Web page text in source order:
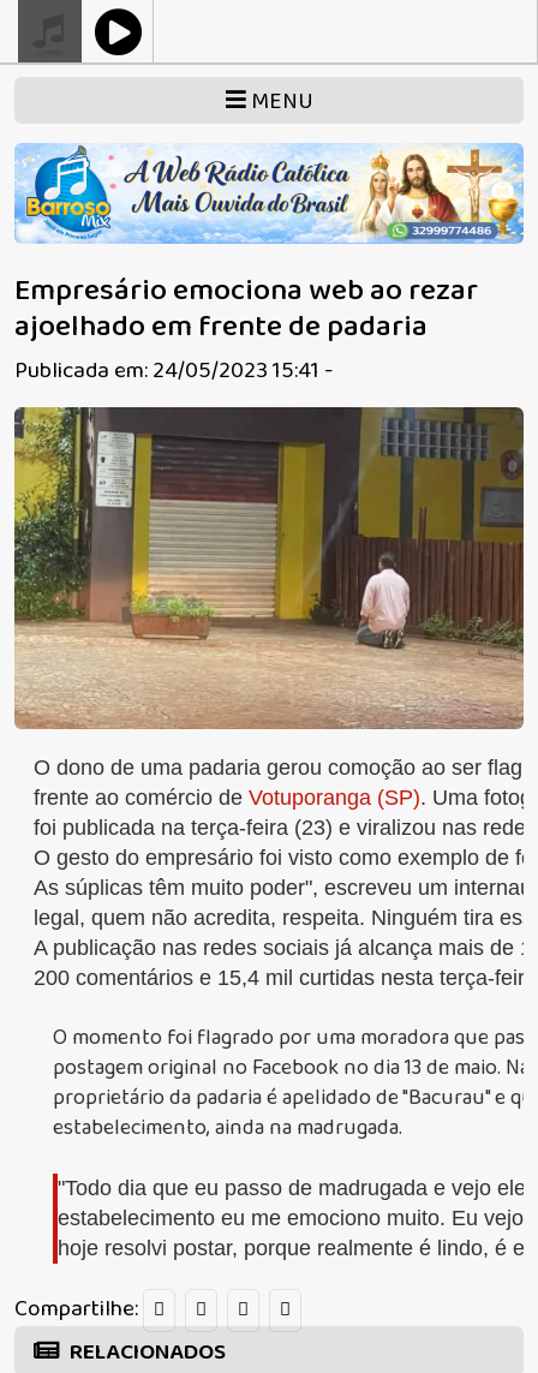
MENU
Empresário emociona web ao rezar
ajoelhado em frente de padaria
Publicada em: 24/05/2023 15:41 -
O dono de uma padaria gerou comoção ao ser
frente ao comércio de Votuporanga (SP). Uma
foi publicada na terça-feira (23) e viralizou nas
O gesto do empresário foi visto como exemplo de
As súplicas têm muito poder", escreveu um
legal, quem não acredita, respeita. Ninguém tira
A publicação nas redes sociais já alcança mais de
200 comentários e 15,4 mil curtidas nesta terça-
O momento foi flagrado por uma moradora que
postagem original no Facebook no dia 13 de maio.
proprietário da padaria é apelidado de "Bacurau" e
estabelecimento, ainda na madrugada.
"Todo dia que eu passo de madrugada e vejo ele
estabelecimento eu me emociono muito. Eu vejo
hoje resolvi postar, porque realmente é lindo, é
Compartilhe:
RELACIONADOS